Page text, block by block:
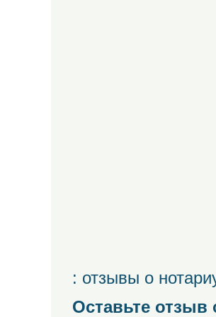
: отзывы о
Оставьте отзыв